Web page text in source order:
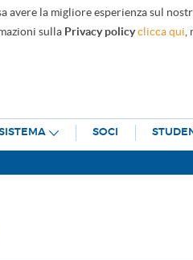
avere la migliore esperienza sul
sulla Privacy policy clicca qui
SOCI